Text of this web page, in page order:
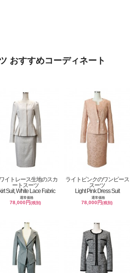
おすすめコーディネート
イトレース生地のスカ
ートスーツ
Suit, White Lace Fabric
通常価格
78,000円(税別)
ライトピンクのワンピース
スーツ
Light Pink Dress Suit
通常価格
78,000円(税別)